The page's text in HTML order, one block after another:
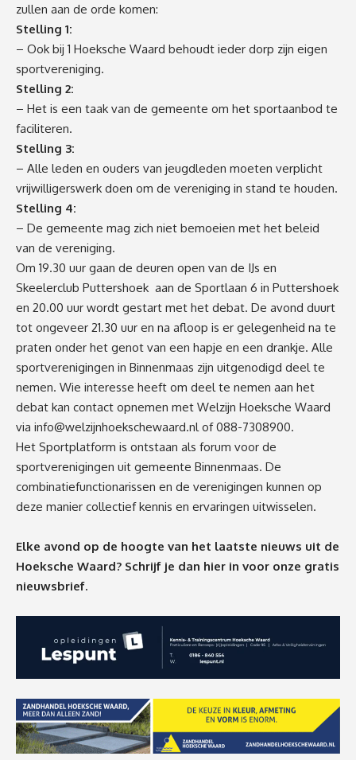
zullen aan de orde komen:
Stelling 1:
– Ook bij 1 Hoeksche Waard behoudt ieder dorp zijn eigen
sportvereniging.
Stelling 2:
– Het is een taak van de gemeente om het sportaanbod te
faciliteren.
Stelling 3:
– Alle leden en ouders van jeugdleden moeten verplicht
vrijwilligerswerk doen om de vereniging in stand te houden.
Stelling 4:
– De gemeente mag zich niet bemoeien met het beleid
van de vereniging.
Om 19.30 uur gaan de deuren open van de IJs en
Skeelerclub Puttershoek aan de Sportlaan 6 in Puttershoek
en 20.00 uur wordt gestart met het debat. De avond duurt
tot ongeveer 21.30 uur en na afloop is er gelegenheid na te
praten onder het genot van een hapje en een drankje. Alle
sportverenigingen in Binnenmaas zijn uitgenodigd deel te
nemen. Wie interesse heeft om deel te nemen aan het
debat kan contact opnemen met Welzijn Hoeksche Waard
via info@welzijnhoekschewaard.nl of 088-7308900.
Het Sportplatform is ontstaan als forum voor de
sportverenigingen uit gemeente Binnenmaas. De
combinatiefunctionarissen en de verenigingen kunnen op
deze manier collectief kennis en ervaringen uitwisselen.
Elke avond op de hoogte van het laatste nieuws uit de
Hoeksche Waard? Schrijf je dan hier in voor onze gratis
nieuwsbrief.